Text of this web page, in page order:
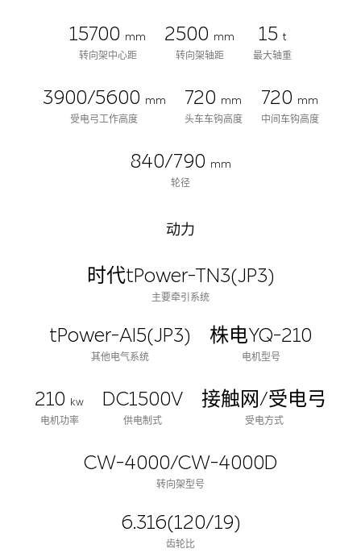
15700 mm
转向架中心距
2500 mm
转向架轴距
15 t
最大轴重
3900/5600 mm
受电弓工作高度
720 mm
头车车钩高度
720 mm
中间车钩高度
840/790 mm
轮径
动力
时代tPower-TN3(JP3)
主要牵引系统
tPower-AI5(JP3)
其他电气系统
株电YQ-210
电机型号
210
kw
电机功率
DC1500V
供电制式
接触网/受电弓
受电方式
CW-4000/CW-4000D
转向架型号
6.316(120/19)
齿轮比